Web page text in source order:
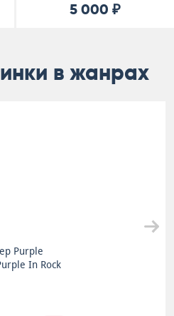
5 000 ₽
в жанрах
Purple
In Rock